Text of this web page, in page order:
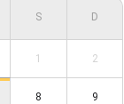
1 2
8 9